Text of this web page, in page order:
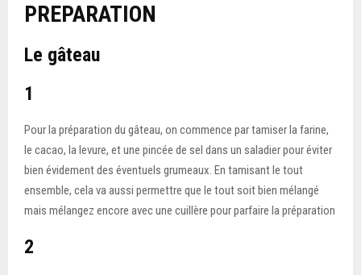
PREPARATION
Le gâteau
1
Pour la préparation du gâteau, on commence par tamiser la farine,
le cacao, la levure, et une pincée de sel dans un saladier pour éviter
bien évidement des éventuels grumeaux. En tamisant le tout
ensemble, cela va aussi permettre que le tout soit bien mélangé
mais mélangez encore avec une cuillère pour parfaire la préparation
2